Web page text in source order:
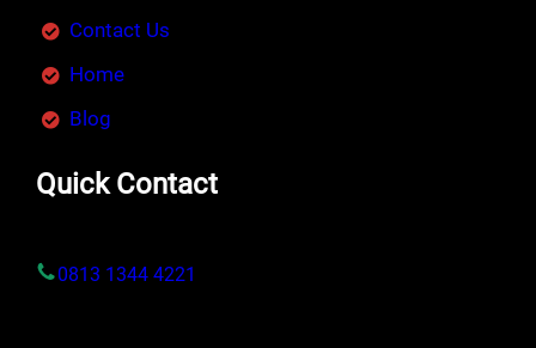
Contact Us
Home
Blog
Quick Contact
0813 1344 4221